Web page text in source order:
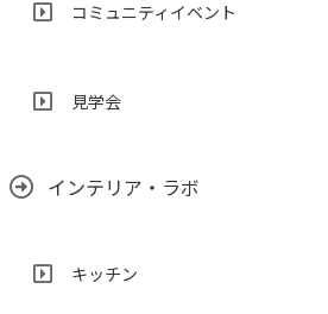
コミュニティイベント
見学会
インテリア・ラボ
キッチン